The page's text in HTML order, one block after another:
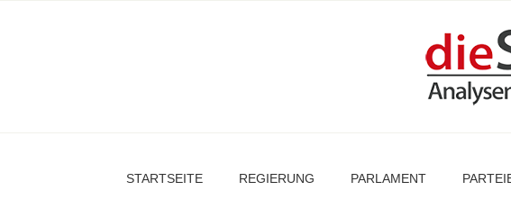
STARTSEITE REGIERUNG PARLAMENT